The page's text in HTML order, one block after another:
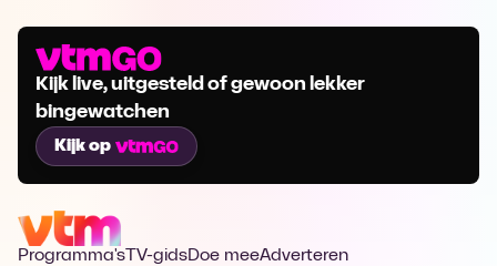
Kijk live, uitgesteld of gewoon lekker
bingewatchen
Kijk op
Programma's TV-gidsDoe meeAdverteren